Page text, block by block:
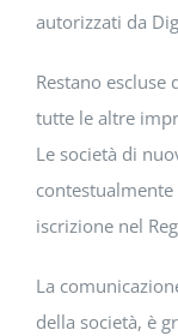
autorizzati da
Restano
tutte le altre
Le società di
iscrizione nel
La
della società, è